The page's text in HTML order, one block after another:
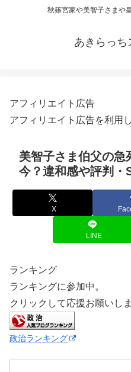
秋篠宮家や美智子さまや
あきらっち
アフィリエイト広告
アフィリエイト広告を利用
美智子さま伯父の
今？違和感や評判・
X
LINE
ランキング
ランキングに参加中。
クリックして応援お願いし
政治ランキング